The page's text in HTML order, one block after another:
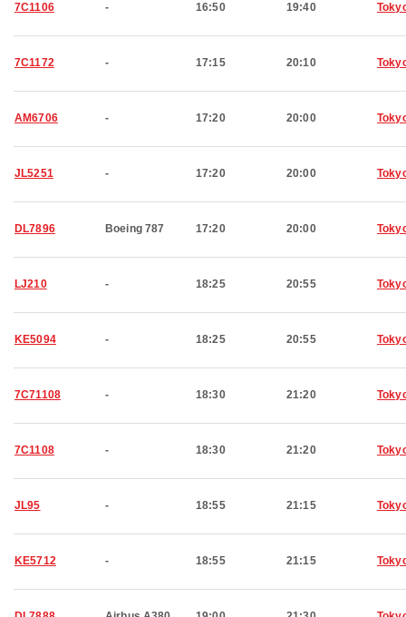
7C1106 - 16:50 19:40
7C1172 - 17:15 20:10
AM6706 - 17:20 20:00
JL5251 - 17:20 20:00
DL7896 Boeing 787 17:20 20:00
LJ210 - 18:25 20:55
KE5094 - 18:25 20:55
7C71108 - 18:30 21:20
7C1108 - 18:30 21:20
JL95 - 18:55 21:15
KE5712 - 18:55 21:15